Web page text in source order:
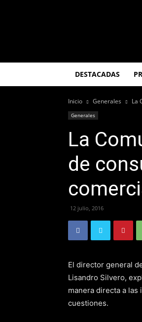
DESTACADAS
Inicio Generales La
Generales
La
de
12 julio, 2016
El director general
Lisandro Silvero,
manera directa a
cuestiones.